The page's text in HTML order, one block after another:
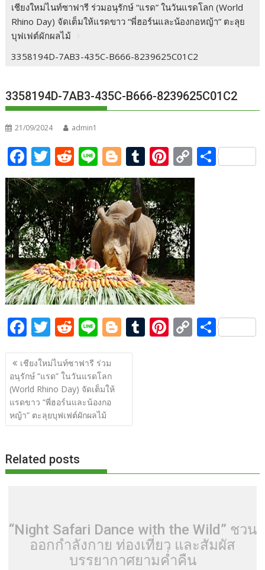
เชียงใหม่ไนท์ซาฟารี ร่วมอนุรักษ์ “แรด” ในวันแรดโลก (World
Rhino Day) จัดเต็มให้แรดขาว “พี่ฮอร์นและน้องกอหญ้า” ตะลุย
บุฟเฟต์ผักผลไม้
3358194D-7AB3-435C-B666-8239625C01C2
3358194D-7AB3-435C-B666-8239625C01C2
21/09/2024 admin1
F
ac
e
b
o
o
k
T
w
itt
er
R
e
d
di
t
Li
n
e
Bl
o
g
g
er
T
u
m
bl
r
Pi
nt
er
e
st
C
o
p
y
k
S
F
ac
e
b
o
o
T
w
itt
er
R
e
d
di
t
Li
n
e
Bl
o
T Pi C S
แนะแนว
เรื่อง
เชียงใหม่ไนท์ซาฟารี ร่วม
อนุรักษ์ “แรด” ในวันแรดโลก
(World Rhino Day) จัดเต็มให้
แรดขาว “พี่ฮอร์นและน้องกอ
หญ้า” ตะลุยบุฟเฟต์ผักผลไม้
Related posts
“Night Safari Dance with the Wild” ชวน
ออกกำลังกาย ท่องเที่ยว และสัมผัส
บรรยากาศยามค่ำคืน